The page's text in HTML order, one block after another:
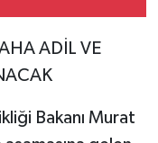
ADİL VE
Bakanı Murat